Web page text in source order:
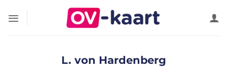
naar
L. von Hardenberg